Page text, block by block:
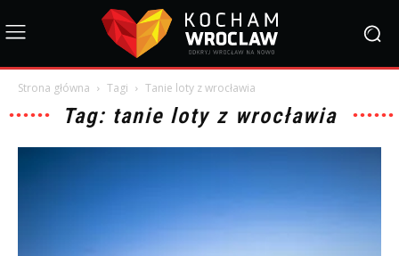
Strona główna Tagi Tanie loty z wrocławia
Tag: tanie loty z wrocławia